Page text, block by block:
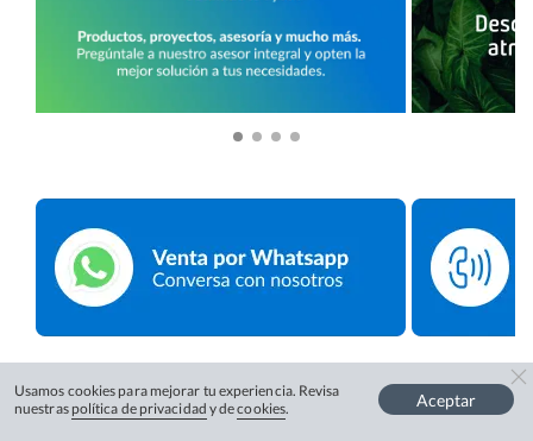
Usamos cookies para mejorar tu experiencia. Revisa
nuestras política de privacidad y decookies. Aceptar